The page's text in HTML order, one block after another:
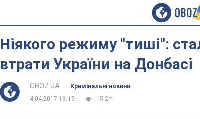
Ніякого режиму "тиші":
втрати України на Донбасі
OBOZ.UA
Кримінальні новини
4.04.2017 18:15
15,2 т.